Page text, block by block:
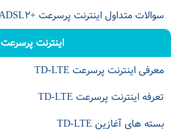
سوالات متداول اینترنت پرسرعت +ADSL۲
اینترنت پرسرعت TD-LTE
معرفی اینترنت پرسرعت TD-LTE
تعرفه اینترنت پرسرعت TD-LTE
بسته های آغازین TD-LTE